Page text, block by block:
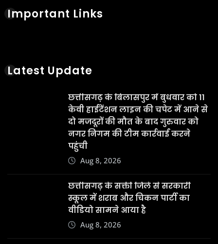
Important Links
Latest Update
छत्तीसगढ़ के बिलासपुर में बुधवार को 11
केवी हाईटेंशन लाइन की चपेट में आने से
दो मजदूरों की मौत के बाद गुरुवार को
नगर निगम की टीम कार्रवाई करने
पहुंची
Aug 8, 2026
छत्तीसगढ़ के सक्ती जिले से सरकारी
स्कूल में शराब और चिकन पार्टी का
वीडियो सामने आया है
Aug 8, 2026